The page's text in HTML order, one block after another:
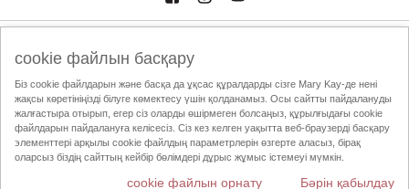
Пайдалану шарттары Жеткізу және төлем
Mary Kay InTouch
Құпиялылық саясаты
Сұлулық жөніндегі Тәуелсіз Кеңесшіні табу
ҚТСА этика кодексі
Елді ауыстыру
cookie файлын басқару
Біз cookie файлдарын және басқа да ұқсас құралдарды сізге Mary Kay-де нені
жақсы көретініңізді білуге көмектесу үшін қолданамыз. Осы сайтты пайдалануды
жалғастыра отырып, егер сіз оларды өшірмеген болсаңыз, құрылғыдағы cookie
файлдарын пайдалануға келісесіз. Сіз кез келген уақытта веб-браузерді басқару
элементтері арқылы cookie файлдың параметрлерін өзгерте аласыз, бірақ
оларсыз біздің сайттың кейбір бөлімдері дұрыс жұмыс істемеуі мүмкін.
Бәрін қабылдау
cookie файлын орнату